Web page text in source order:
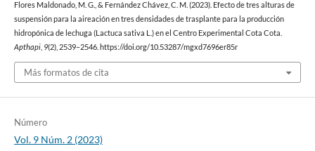
Flores Maldonado, M. G., & Fernández Chávez, C. M. (2023). Efecto de tres alturas de
suspensión para la aireación en tres densidades de trasplante para la producción
hidropónica de lechuga (Lactuca sativa L.) en el Centro Experimental Cota Cota.
Apthapi 9(2), 2539–2546. https://doi.org/10.53287/mgxd7696er85r
Más formatos de cita
Número
Vol. 9 Núm. 2 (2023)